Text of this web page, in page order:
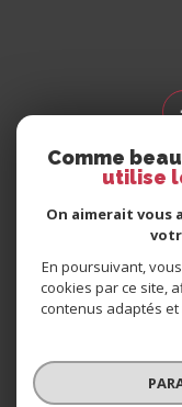
Comme
utilise
On aimerait vous
En poursuivant,
cookies par ce site,
contenus adaptés